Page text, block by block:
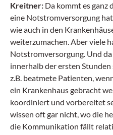
Kreitner: Da kommt es ganz
eine Notstromversorgung
wie auch in den
weiterzumachen. Aber viele
Notstromversorgung. Und
innerhalb der ersten
z.B. beatmete Patienten,
ein Krankenhaus gebracht
koordiniert und vorbereitet
wissen oft gar nicht, wo die
die Kommunikation fällt